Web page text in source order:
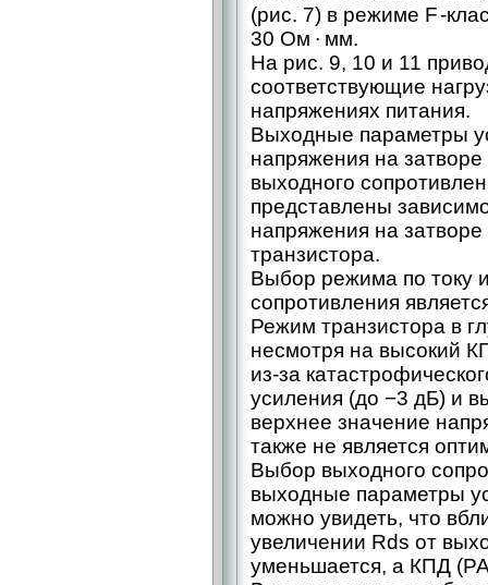
(рис. 7) в режиме F -
30 Ом ∙ мм.
На рис. 9, 10 и 11
соответствующие
напряжениях питания.
Выходные параметры
напряжения на затворе
выходного
представлены
напряжения на
транзистора.
Выбор режима по току
сопротивления
Режим транзистора в
несмотря на высокий
из-за
усиления (до −3 дБ) и
верхнее значение
также не является
Выбор выходного
выходные параметры
можно увидеть, что
увеличении Rds от
уменьшается, а КПД